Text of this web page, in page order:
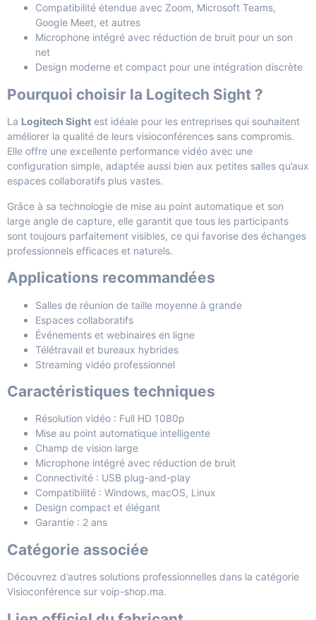
Compatibilité étendue avec Zoom, Microsoft Teams,
Google Meet, et autres
Microphone intégré avec réduction de bruit pour un son
net
Design moderne et compact pour une intégration discrète
Pourquoi choisir la Logitech Sight ?
La Logitech Sight est idéale pour les entreprises qui souhaitent
améliorer la qualité de leurs visioconférences sans compromis.
Elle offre une excellente performance vidéo avec une
configuration simple, adaptée aussi bien aux petites salles qu’aux
espaces collaboratifs plus vastes.
Grâce à sa technologie de mise au point automatique et son
large angle de capture, elle garantit que tous les participants
sont toujours parfaitement visibles, ce qui favorise des échanges
professionnels efficaces et naturels.
Applications recommandées
Salles de réunion de taille moyenne à grande
Espaces collaboratifs
Événements et webinaires en ligne
Télétravail et bureaux hybrides
Streaming vidéo professionnel
Caractéristiques techniques
Résolution vidéo : Full HD 1080p
Mise au point automatique intelligente
Champ de vision large
Microphone intégré avec réduction de bruit
Connectivité : USB plug-and-play
Compatibilité : Windows, macOS, Linux
Design compact et élégant
Garantie : 2 ans
Catégorie associée
Découvrez d’autres solutions professionnelles dans la catégorie
Visioconférence sur voip-shop.ma.